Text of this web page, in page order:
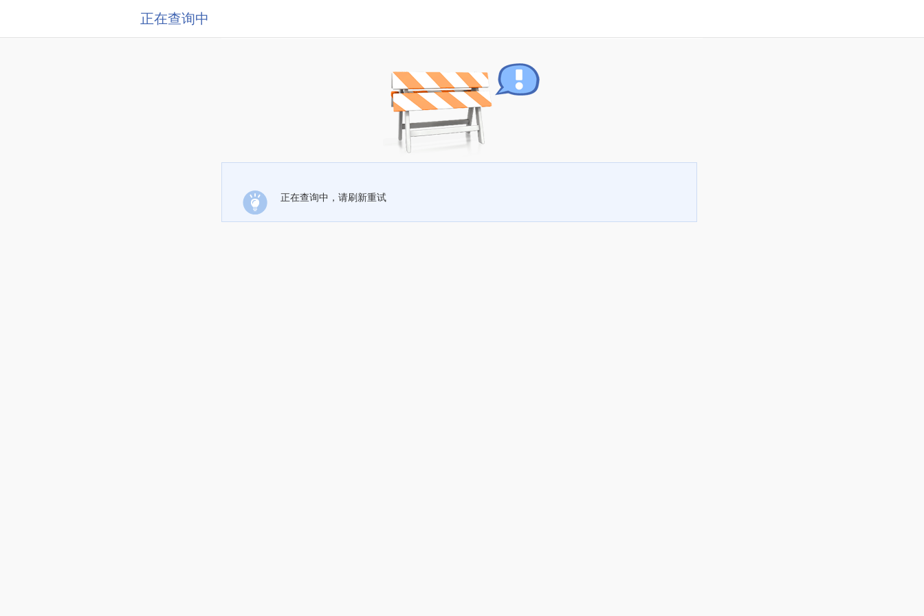
正在查询中
正在查询中，请刷新重试